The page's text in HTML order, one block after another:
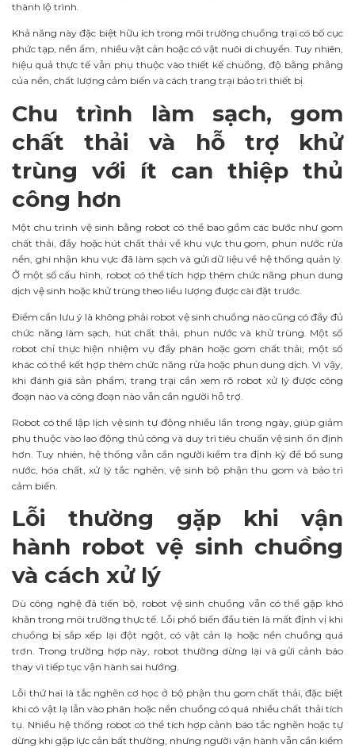
thành lộ trình.
Khả năng này đặc biệt hữu ích trong môi trường chuồng trại có bố cục
phức tạp, nền ẩm, nhiều vật cản hoặc có vật nuôi di chuyển. Tuy nhiên,
hiệu quả thực tế vẫn phụ thuộc vào thiết kế chuồng, độ bằng phẳng
của nền, chất lượng cảm biến và cách trang trại bảo trì thiết bị.
Chu trình làm sạch, gom
chất thải và hỗ trợ khử
trùng với ít can thiệp thủ
công hơn
Một chu trình vệ sinh bằng robot có thể bao gồm các bước như gom
chất thải, đẩy hoặc hút chất thải về khu vực thu gom, phun nước rửa
nền, ghi nhận khu vực đã làm sạch và gửi dữ liệu về hệ thống quản lý.
Ở một số cấu hình, robot có thể tích hợp thêm chức năng phun dung
dịch vệ sinh hoặc khử trùng theo liều lượng được cài đặt trước.
Điểm cần lưu ý là không phải robot vệ sinh chuồng nào cũng có đầy đủ
chức năng làm sạch, hút chất thải, phun nước và khử trùng. Một số
robot chỉ thực hiện nhiệm vụ đẩy phân hoặc gom chất thải; một số
khác có thể kết hợp thêm chức năng rửa hoặc phun dung dịch. Vì vậy,
khi đánh giá sản phẩm, trang trại cần xem rõ robot xử lý được công
đoạn nào và công đoạn nào vẫn cần người hỗ trợ.
Robot có thể lập lịch vệ sinh tự động nhiều lần trong ngày, giúp giảm
phụ thuộc vào lao động thủ công và duy trì tiêu chuẩn vệ sinh ổn định
hơn. Tuy nhiên, hệ thống vẫn cần người kiểm tra định kỳ để bổ sung
nước, hóa chất, xử lý tắc nghẽn, vệ sinh bộ phận thu gom và bảo trì
cảm biến.
Lỗi thường gặp khi vận
hành robot vệ sinh chuồng
và cách xử lý
Dù công nghệ đã tiến bộ, robot vệ sinh chuồng vẫn có thể gặp khó
khăn trong môi trường thực tế. Lỗi phổ biến đầu tiên là mất định vị khi
chuồng bị sắp xếp lại đột ngột, có vật cản lạ hoặc nền chuồng quá
trơn. Trong trường hợp này, robot thường dừng lại và gửi cảnh báo
thay vì tiếp tục vận hành sai hướng.
Lỗi thứ hai là tắc nghẽn cơ học ở bộ phận thu gom chất thải, đặc biệt
khi có vật lạ lẫn vào phân hoặc nền chuồng có quá nhiều chất thải tích
tụ. Nhiều hệ thống robot có thể tích hợp cảnh báo tắc nghẽn hoặc tự
dừng khi gặp lực cản bất thường, nhưng người vận hành vẫn cần kiểm